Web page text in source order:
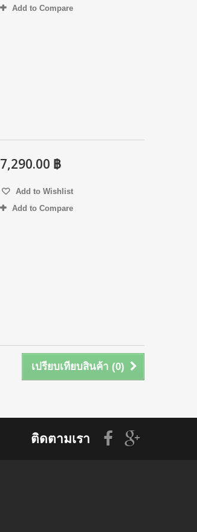
Add to Compare
7,290.00 ฿
Add to Wishlist
Add to Compare
เปรียบเทียบสินค้า (0)
ติดตามเรา